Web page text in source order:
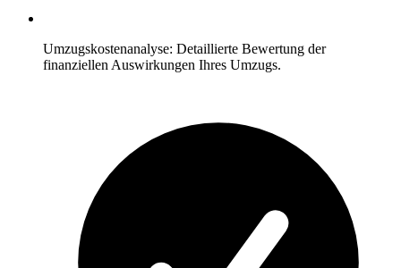
Umzugskostenanalyse: Detaillierte Bewertung der
finanziellen Auswirkungen Ihres Umzugs.